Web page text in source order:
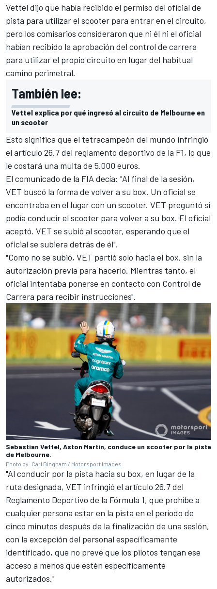
Vettel dijo que había recibido el permiso del oficial de
pista para utilizar el scooter para entrar en el circuito,
pero los comisarios consideraron que ni él ni el oficial
habían recibido la aprobación del control de carrera
para utilizar el propio circuito en lugar del habitual
camino perimetral.
También lee:
Vettel explica por qué ingresó al circuito de Melbourne en
un scooter
Esto significa que el tetracampeón del mundo infringió
el artículo 26.7 del reglamento deportivo de la F1, lo que
le costará una multa de 5.000 euros.
El comunicado de la FIA decía: "Al final de la sesión,
VET buscó la forma de volver a su box. Un oficial se
encontraba en el lugar con un scooter. VET preguntó si
podía conducir el scooter para volver a su box. El oficial
aceptó. VET se subió al scooter, esperando que el
oficial se subiera detrás de él".
"Como no se subió, VET partió solo hacia el box, sin la
autorización previa para hacerlo. Mientras tanto, el
oficial intentaba ponerse en contacto con Control de
Carrera para recibir instrucciones".
Sebastian Vettel, Aston Martin, conduce un scooter por la pista
de Melbourne.
Photo by: Carl Bingham / Motorsport Images
"Al conducir por la pista hacia su box, en lugar de la
ruta designada, VET infringió el artículo 26.7 del
Reglamento Deportivo de la Fórmula 1, que prohíbe a
cualquier persona estar en la pista en el período de
cinco minutos después de la finalización de una sesión,
con la excepción del personal específicamente
identificado, que no prevé que los pilotos tengan ese
acceso a menos que estén específicamente
autorizados."